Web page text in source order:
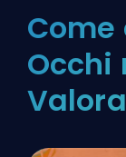
Occhi